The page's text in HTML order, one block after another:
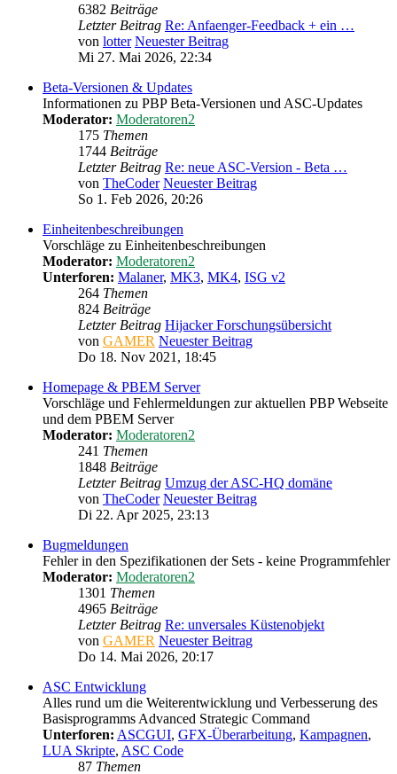
6382 Beiträge
Letzter Beitrag Re: Anfaenger-Feedback + ein …
von lotter Neuester Beitrag
Mi 27. Mai 2026, 22:34
Beta-Versionen & Updates
Informationen zu PBP Beta-Versionen und ASC-Updates
Moderator: Moderatoren2
175 Themen
1744 Beiträge
Letzter Beitrag Re: neue ASC-Version - Beta …
von TheCoder Neuester Beitrag
So 1. Feb 2026, 20:26
Einheitenbeschreibungen
Vorschläge zu Einheitenbeschreibungen
Moderator: Moderatoren2
Unterforen: Malaner, MK3, MK4, ISG v2
264 Themen
824 Beiträge
Letzter Beitrag Hijacker Forschungsübersicht
von GAMER Neuester Beitrag
Do 18. Nov 2021, 18:45
Homepage & PBEM Server
Vorschläge und Fehlermeldungen zur aktuellen PBP Webseite
und dem PBEM Server
Moderator: Moderatoren2
241 Themen
1848 Beiträge
Letzter Beitrag Umzug der ASC-HQ domäne
von TheCoder Neuester Beitrag
Di 22. Apr 2025, 23:13
Bugmeldungen
Fehler in den Spezifikationen der Sets - keine Programmfehler
Moderator: Moderatoren2
1301 Themen
4965 Beiträge
Letzter Beitrag Re: unversales Küstenobjekt
von GAMER Neuester Beitrag
Do 14. Mai 2026, 20:17
ASC Entwicklung
Alles rund um die Weiterentwicklung und Verbesserung des
Basisprogramms Advanced Strategic Command
Unterforen: ASCGUI, GFX-Überarbeitung, Kampagnen,
LUA Skripte, ASC Code
87 Themen